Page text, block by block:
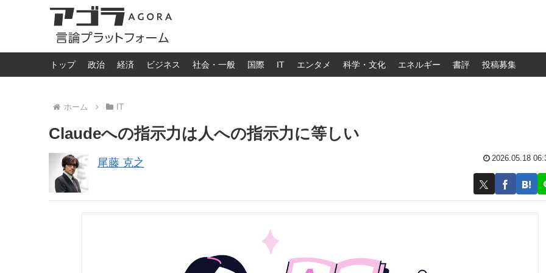
トップ 政治 経済 ビジネス 社会・一般 国際 IT エンタメ 科学・文化 エネルギー 書評 投稿募集
ホーム IT
Claudeへの指示力は人への指示力に等しい
尾藤 克之 2026.05.18